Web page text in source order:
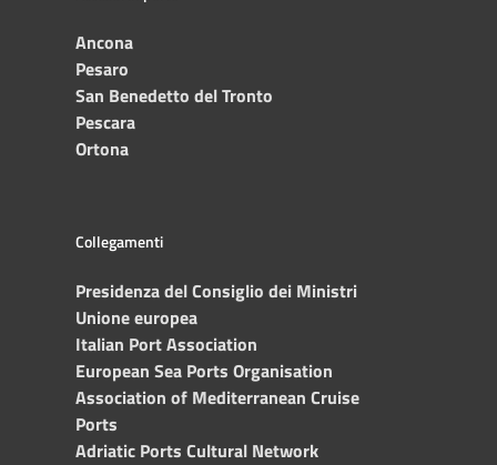
Ancona
Pesaro
San Benedetto del Tronto
Pescara
Ortona
Collegamenti
Presidenza del Consiglio dei Ministri
Unione europea
Italian Port Association
European Sea Ports Organisation
Association of Mediterranean Cruise
Ports
Adriatic Ports Cultural Network